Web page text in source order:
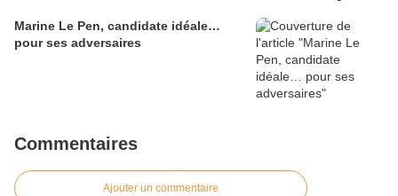
Marine Le Pen, candidate idéale…
pour ses adversaires
Commentaires
Ajouter un commentaire